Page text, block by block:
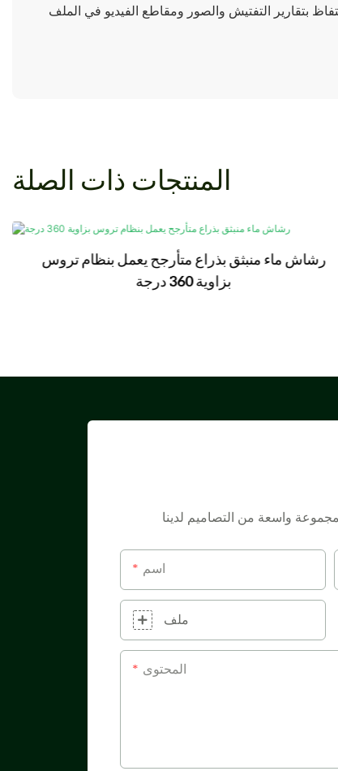
بتقارير التفتيش والصور ومقاطع الفيديو في الملف
المنتجات ذات الصلة
رشاش ماء منبثق بذراع متأرجح يعمل بنظام تروس
بزاوية 360 درجة
اسم
ملف
المحتوى